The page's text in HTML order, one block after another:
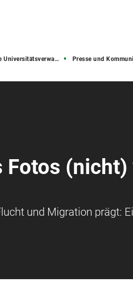
Presse und
Fotos (nicht)
und Migration prägt: